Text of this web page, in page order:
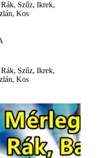
Szűz, Ikrek,
Kos
Szűz, Ikrek,
Kos